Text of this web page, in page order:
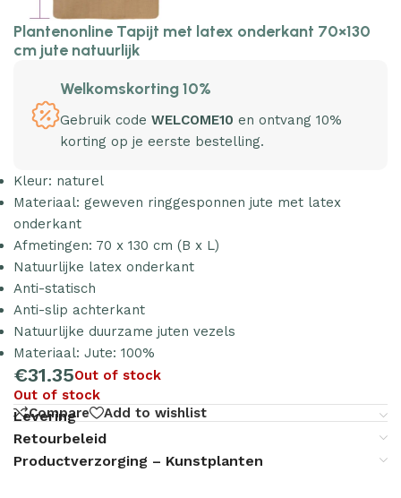
Plantenonline Tapijt met latex onderkant 70×130
cm jute natuurlijk
Welkomskorting 10%
Gebruik code WELCOME10 en ontvang 10%
korting op je eerste bestelling.
Kleur: naturel
Materiaal: geweven ringgesponnen jute met latex
onderkant
Afmetingen: 70 x 130 cm (B x L)
Natuurlijke latex onderkant
Anti-statisch
Anti-slip achterkant
Natuurlijke duurzame juten vezels
Materiaal: Jute: 100%
€31.35Out of stock
Out of stock
Compare
Add to wishlist
Levering
Retourbeleid
Productverzorging – Kunstplanten